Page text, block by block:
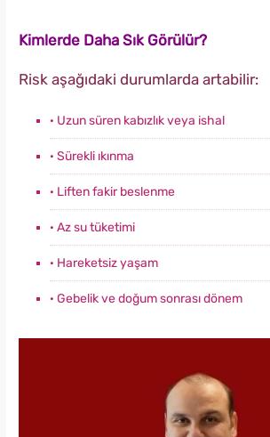
Kimlerde Daha Sık Görülür?
Risk aşağıdaki durumlarda artabilir:
· Uzun süren kabızlık veya ishal
· Sürekli ıkınma
· Liften fakir beslenme
· Az su tüketimi
· Hareketsiz yaşam
· Gebelik ve doğum sonrası dönem